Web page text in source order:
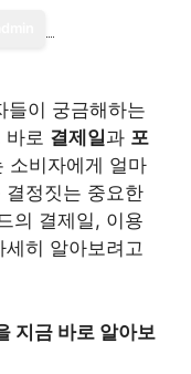
들이 궁금해하는
바로 결제일과 포
소비자에게 얼마
정짓는 중요한
의 결제일, 이용
히 알아보려고
지금 바로 알아보